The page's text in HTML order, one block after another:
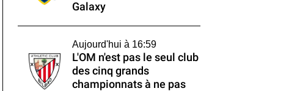
Galaxy
Aujourd'hui à 16:59
L'OM n'est pas le seul club
des cinq grands
championnats à ne pas